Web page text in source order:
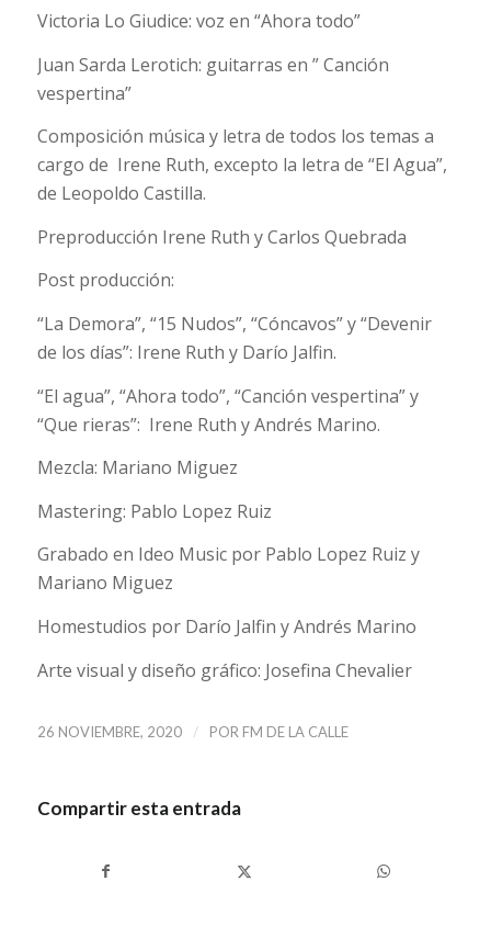
Victoria Lo Giudice: voz en “Ahora todo”
Juan Sarda Lerotich: guitarras en ” Canción
vespertina”
Composición música y letra de todos los temas a
cargo de Irene Ruth, excepto la letra de “El Agua”,
de Leopoldo Castilla.
Preproducción Irene Ruth y Carlos Quebrada
Post producción:
“La Demora”, “15 Nudos”, “Cóncavos” y “Devenir
de los días”: Irene Ruth y Darío Jalfin.
“El agua”, “Ahora todo”, “Canción vespertina” y
“Que rieras”: Irene Ruth y Andrés Marino.
Mezcla: Mariano Miguez
Mastering: Pablo Lopez Ruiz
Grabado en Ideo Music por Pablo Lopez Ruiz y
Mariano Miguez
Homestudios por Darío Jalfin y Andrés Marino
Arte visual y diseño gráfico: Josefina Chevalier
26 NOVIEMBRE, 2020 / POR FM DE LA CALLE
Compartir esta entrada